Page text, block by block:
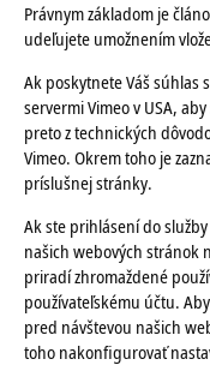
Právnym základom je
udeľujete umožnením
Ak poskytnete Váš súhlas
servermi Vimeo v USA,
preto z technických
Vimeo. Okrem toho je
príslušnej stránky.
Ak ste prihlásení do
našich webových stránok
priradí zhromaždené
používateľskému účtu.
pred návštevou našich
toho nakonfigurovať